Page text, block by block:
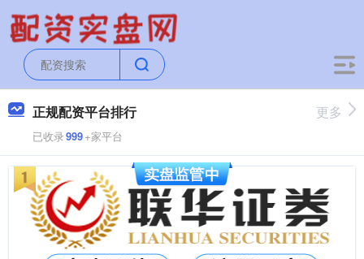
正规配资平台排行
已收录999+家平台
更多